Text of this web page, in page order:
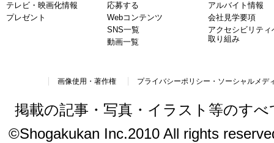
テレビ・映画化情報
プレゼント
応募する
Webコンテンツ
SNS一覧
動画一覧
アルバイト情報
会社見学要項
アクセシビリティ
取り組み
画像使用・著作権 プライバシーポリシー・ソーシャルメデ
掲載の記事・写真・イラスト等のす
©Shogakukan Inc.2010 All rights